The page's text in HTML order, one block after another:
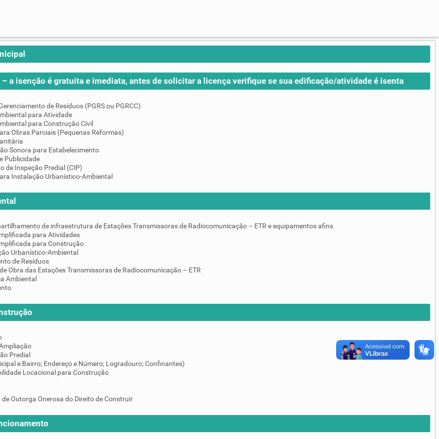
a isenção é gratuita e imediata, antes de solicitar a licença verifique se sua edificação/atividade é isenta
de Resíduos (PGRS ou PGRCC)
para Atividade
para Construção Civil
Obras Parciais (Pequenas Reformas)
Sonora para Estabelecimento
Publicidade
de Inspeção Predial (CIP)
Instalação Urbanístico-Ambiental
de infraestrutura de Estações Transmissoras de Radiocomunicação – ETR e equipamentos afins
para Atividades
para Construção
Urbanístico-Ambiental
de Resíduos
Obra das Estações Transmissoras de Radiocomunicação – ETR
Ambiental
Predial
e Bairro; Endereço e Número; Logradouro; Confinantes)
Locacional para Construção
Outorga Onerosa do Direito de Construir